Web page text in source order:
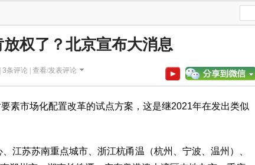
放权了？北京宣布大消息
3条评论 | 查看/发表评论
素市场化配置改革的试点方案，这是继2021年在发出类似
江苏苏南重点城市、浙江杭甬温（杭州、宁波、温州）、